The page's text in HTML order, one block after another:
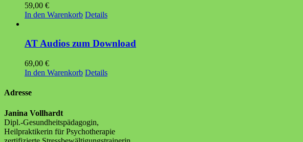
59,00 €
In den Warenkorb Details
AT Audios zum Download
69,00 €
In den Warenkorb Details
Adresse
Janina Vollhardt
Dipl.-Gesundheitspädagogin,
Heilpraktikerin für Psychotherapie